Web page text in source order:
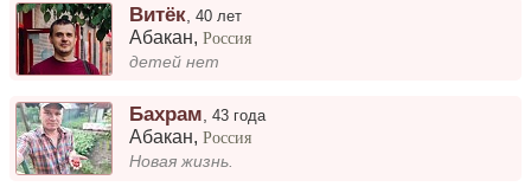
Витёк ,40 лет
Абакан,Россия
детей нет
Бахрам ,43 года
Абакан,Россия
Новая жизнь.